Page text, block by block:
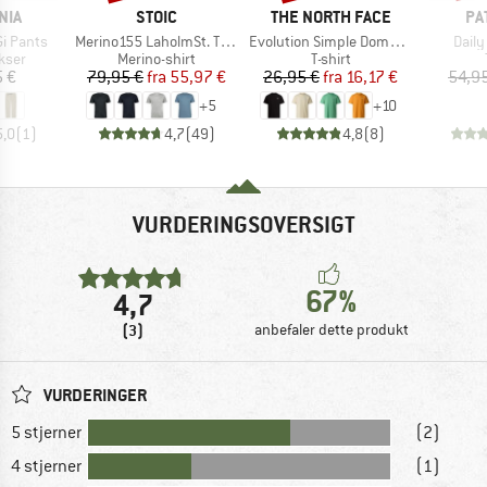
Pants
€
(1 )
MÆRKE
STOIC
Artikel
Merino155 LaholmSt. T-Shirt
Produktgruppe
Merino-shirt
Pris
79,95 € Nedsat pris
fra 55,97 €
+5
4,7(49)
MÆRKE
THE NORTH FACE
Artikel
Evolution Simple Dome Short Sleeve
Produktgruppe
T-shirt
Pris
26,95 € Nedsat pris
fra 16,17 €
+10
4,8(8)
VURDERINGSOVERSIGT
4,7
(3)
67%
anbefaler dette produkt
VURDERINGER
5 stjerner
(2)
4 stjerner
(1)